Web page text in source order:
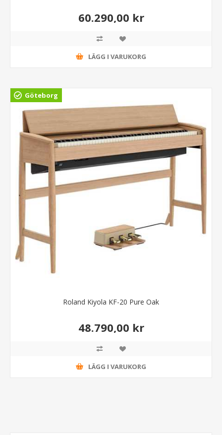
60.290,00 kr
LÄGG I VARUKORG
Göteborg
Roland Kiyola KF-20 Pure Oak
48.790,00 kr
LÄGG I VARUKORG